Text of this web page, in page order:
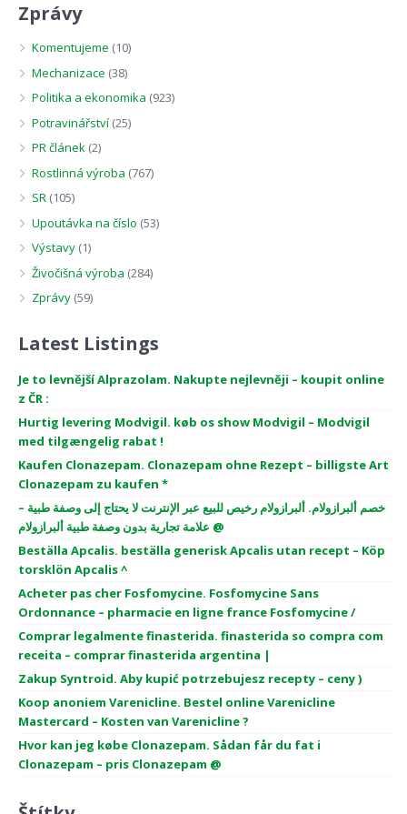
Zprávy
Komentujeme (10)
Mechanizace (38)
Politika a ekonomika (923)
Potravinářství (25)
PR článek (2)
Rostlinná výroba (767)
SR (105)
Upoutávka na číslo (53)
Výstavy (1)
Živočišná výroba (284)
Zprávy (59)
Latest Listings
Je to levnější Alprazolam. Nakupte nejlevněji – koupit online
z ČR :
Hurtig levering Modvigil. køb os show Modvigil – Modvigil
med tilgængelig rabat !
Kaufen Clonazepam. Clonazepam ohne Rezept – billigste Art
Clonazepam zu kaufen *
خصم ألبرازولام. ألبرازولام رخيص للبيع عبر الإنترنت لا يحتاج إلى وصفة طبية –
علامة تجارية بدون وصفة طبية ألبرازولام @
Beställa Apcalis. beställa generisk Apcalis utan recept – Köp
torsklön Apcalis ^
Acheter pas cher Fosfomycine. Fosfomycine Sans
Ordonnance – pharmacie en ligne france Fosfomycine /
Comprar legalmente finasterida. finasterida so compra com
receita – comprar finasterida argentina |
Zakup Syntroid. Aby kupić potrzebujesz recepty – ceny )
Koop anoniem Varenicline. Bestel online Varenicline
Mastercard – Kosten van Varenicline ?
Hvor kan jeg købe Clonazepam. Sådan får du fat i
Clonazepam – pris Clonazepam @